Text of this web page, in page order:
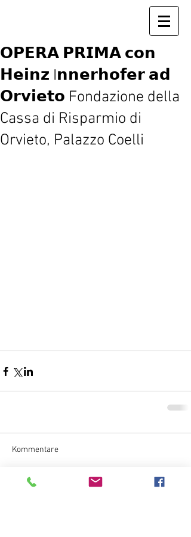
𝗢𝗣𝗘𝗥𝗔 𝗣𝗥𝗜𝗠𝗔 𝗰𝗼𝗻
𝗛𝗲𝗶𝗻𝘇 I𝗻𝗻𝗲𝗿𝗵𝗼𝗳𝗲𝗿 𝗮𝗱
𝗢𝗿𝘃𝗶𝗲𝘁𝗼 Fondazione della
Cassa di Risparmio di
Orvieto, Palazzo Coelli
Kommentare